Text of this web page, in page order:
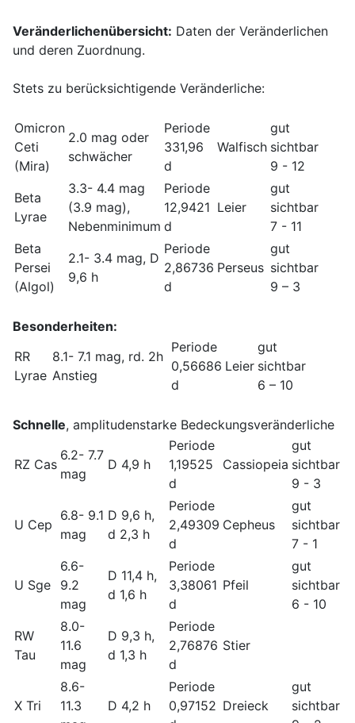
Veränderlichenübersicht: Daten der Veränderlichen
und deren Zuordnung.
Stets zu berücksichtigende Veränderliche:
Omicron
Ceti
(Mira)
2.0 mag oder
schwächer
Periode
331,96
d
Walfisch
gut
sichtbar
9 - 12
Beta
Lyrae
3.3- 4.4 mag
(3.9 mag),
Nebenminimum
Periode
12,9421
d
Leier
gut
sichtbar
7 - 11
Beta
Persei
(Algol)
2.1- 3.4 mag, D
9,6 h
Periode
2,86736
d
Perseus
gut
sichtbar
9 – 3
Besonderheiten:
RR
Lyrae
8.1- 7.1 mag, rd. 2h
Anstieg
Periode
0,56686
d
Leier
gut
sichtbar
6 – 10
Schnelle, amplitudenstarke Bedeckungsveränderliche
RZ Cas
6.2- 7.7
mag
D 4,9 h
Periode
1,19525
d
Cassiopeia
gut
sichtbar
9 - 3
U Cep
6.8- 9.1
mag
D 9,6 h,
d 2,3 h
Periode
2,49309
d
Cepheus
gut
sichtbar
7 - 1
U Sge
6.6-
9.2
mag
D 11,4 h,
d 1,6 h
Periode
3,38061
d
Pfeil
gut
sichtbar
6 - 10
RW
Tau
8.0-
11.6
mag
D 9,3 h,
d 1,3 h
Periode
2,76876
d
Stier
X Tri
8.6-
11.3
D 4,2 h
Periode
0,97152 Dreieck
gut
sichtbar